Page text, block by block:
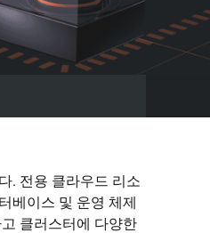
. 전용 클라우드 리소
베이스 및 운영 체제
클러스터에 다양한
티브 편집, 장문 텍스트 렌더링, 정확
프트 준수
빙 플랜 Hot
간! 사용량에 맞춰 AI 비용 최대
엔터프라이즈까지
아카데미: 기술 및 비즈니스
교육